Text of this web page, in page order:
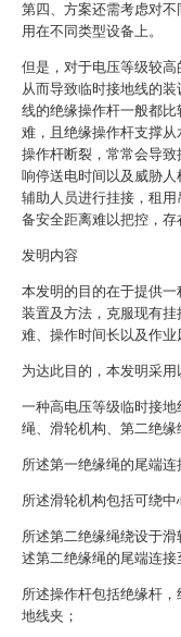
第四、方案还需考虑对
用在不同类型设备上。
但是，对于电压等级较高
从而导致临时接地线的
线的绝缘操作杆一般都
难，且绝缘操作杆支撑
操作杆断裂，常常会导
响停送电时间以及威胁
辅助人员进行挂接，租
备安全距离难以把控，存
发明内容
本发明的目的在于提供
装置及方法，克服现有
难、操作时间长以及作业
为达此目的，本发明采用
一种高电压等级临时接
绳、滑轮机构、第二绝缘
所述第一绝缘绳的尾端连
所述滑轮机构包括可绕中
所述第二绝缘绳绕设于
述第二绝缘绳的尾端连接
所述操作杆包括绝缘杆
地线夹；